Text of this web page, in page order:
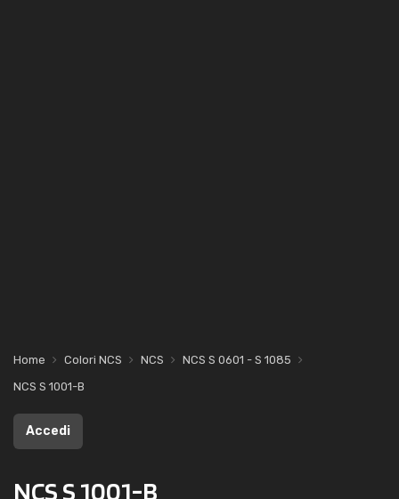
Home Colori NCS NCS
NCS S 0601 - S 1085
NCS S 1001-B
Accedi
NCS S 1001-B